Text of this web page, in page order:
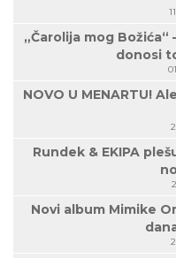
„Čarolija mog
donosi
NOVO U MENARTU!
Rundek & EKIPA
Novi album Mimike